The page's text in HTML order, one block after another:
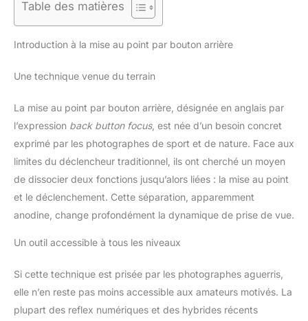
Table des matières
Introduction à la mise au point par bouton arrière
Une technique venue du terrain
La mise au point par bouton arrière, désignée en anglais par
l’expression back button focus, est née d’un besoin concret
exprimé par les photographes de sport et de nature. Face aux
limites du déclencheur traditionnel, ils ont cherché un moyen
de dissocier deux fonctions jusqu’alors liées : la mise au point
et le déclenchement. Cette séparation, apparemment
anodine, change profondément la dynamique de prise de vue.
Un outil accessible à tous les niveaux
Si cette technique est prisée par les photographes aguerris,
elle n’en reste pas moins accessible aux amateurs motivés. La
plupart des reflex numériques et des hybrides récents